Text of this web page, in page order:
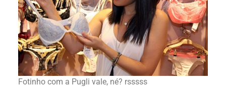
Fotinho com a Pugli vale, né? rsssss